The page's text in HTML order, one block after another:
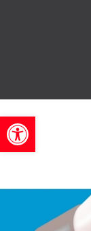
Otwórz pasek narzędzi
'